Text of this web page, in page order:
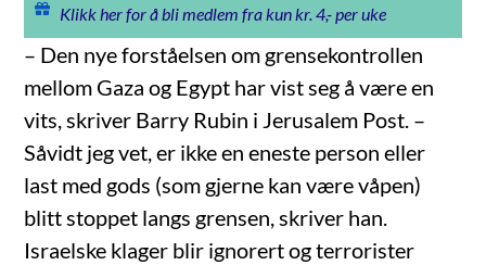
Klikk her for å bli medlem fra kun kr. 4,- per uke
– Den nye forståelsen om grensekontrollen
mellom Gaza og Egypt har vist seg å være en
vits, skriver Barry Rubin i Jerusalem Post. –
Såvidt jeg vet, er ikke en eneste person eller
last med gods (som gjerne kan være våpen)
blitt stoppet langs grensen, skriver han.
Israelske klager blir ignorert og terrorister